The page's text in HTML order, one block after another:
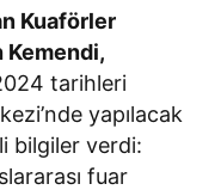
Kuaförler
Kemendi,
tarihleri
yapılacak
bilgiler verdi:
fuar